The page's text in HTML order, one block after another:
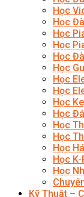
Học
Học
Học
Học
Học
Học
Học
Học
Học
Học
Học
Học
Học
Học
Học
Kỹ Thuật –